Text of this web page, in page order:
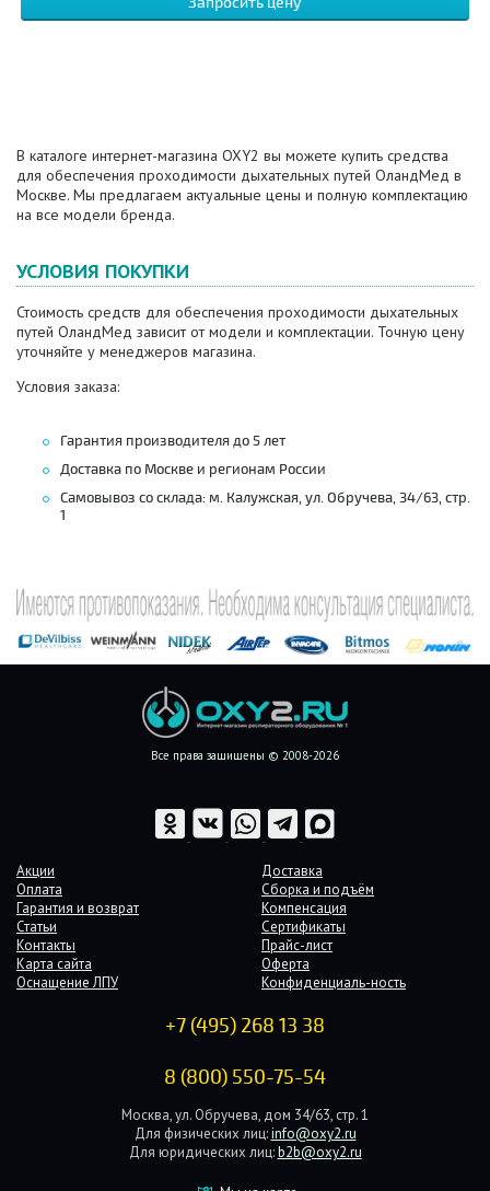
В каталоге интернет-магазина OXY2 вы можете купить средства
для обеспечения проходимости дыхательных путей ОландМед в
Москве. Мы предлагаем актуальные цены и полную комплектацию
на все модели бренда.
УСЛОВИЯ ПОКУПКИ
Стоимость средств для обеспечения проходимости дыхательных
путей ОландМед зависит от модели и комплектации. Точную цену
уточняйте у менеджеров магазина.
Условия заказа:
Гарантия производителя до 5 лет
Доставка по Москве и регионам России
Самовывоз со склада: м. Калужская, ул. Обручева, 34/63, стр.
1
Все права защищены © 2008-2026
Акции
Доставка
Оплата
Сборка и подъём
Гарантия и возврат
Компенсация
Статьи
Сертификаты
Контакты
Прайс-лист
Карта сайта
Оферта
Оснащение ЛПУ
Конфиденциаль-ность
+7 (495) 268 13 38
8 (800) 550-75-54
Москва, ул. Обручева, дом 34/63, стр. 1
Для физических лиц: info@oxy2.ru
Для юридических лиц: b2b@oxy2.ru